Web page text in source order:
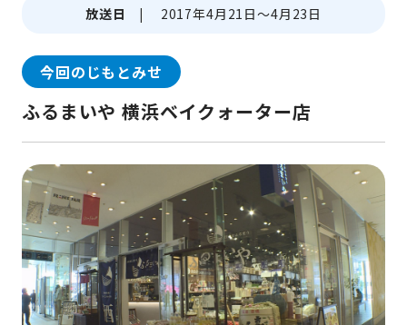
放送日 | 2017年4月21日～4月23日
今回のじもとみせ
ふるまいや 横浜ベイクォーター店